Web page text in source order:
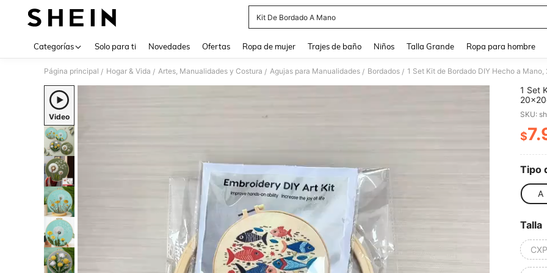
Kit De Bordado A Mano
Categorías Solo para ti Novedades Ofertas Ropa de mujer Trajes de baño Niños Talla Grande Ropa para hombre
Página principal / Hogar & Vida / Artes, Manualidades y Costura / Agujas para Manualidades / Bordados /
Video
1 Set
Tela
Aguja
Hogar
SKU:
$
Tipo
A
Talla